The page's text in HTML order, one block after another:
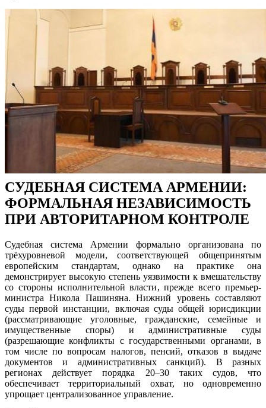
СУДЕБНАЯ СИСТЕМА АРМЕНИИ:
ФОРМАЛЬНАЯ НЕЗАВИСИМОСТЬ
ПРИ АВТОРИТАРНОМ КОНТРОЛЕ
Судебная система Армении формально организована по
трёхуровневой модели, соответствующей общепринятым
европейским стандартам, однако на практике она
демонстрирует высокую степень уязвимости к вмешательству
со стороны исполнительной власти, прежде всего премьер-
министра Никола Пашиняна. Нижний уровень составляют
суды первой инстанции, включая суды общей юрисдикции
(рассматривающие уголовные, гражданские, семейные и
имущественные споры) и административные суды
(разрешающие конфликты с государственными органами, в
том числе по вопросам налогов, пенсий, отказов в выдаче
документов и административных санкций). В разных
регионах действует порядка 20–30 таких судов, что
обеспечивает территориальный охват, но одновременно
упрощает централизованное управление.